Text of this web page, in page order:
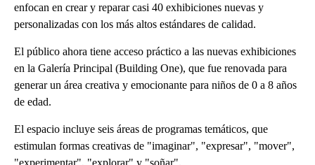
enfocan en crear y reparar casi 40 exhibiciones nuevas y
personalizadas con los más altos estándares de calidad.
El público ahora tiene acceso práctico a las nuevas exhibiciones
en la Galería Principal (Building One), que fue renovada para
generar un área creativa y emocionante para niños de 0 a 8 años
de edad.
El espacio incluye seis áreas de programas temáticos, que
estimulan formas creativas de "imaginar", "expresar", "mover",
"experimentar", "explorar" y "soñar".